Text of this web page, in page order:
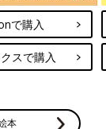
で購入
スで購入
本